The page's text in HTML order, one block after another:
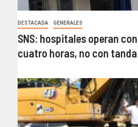
DESTACADA GENERALES
SNS: hospitales operan
cuatro horas, no con